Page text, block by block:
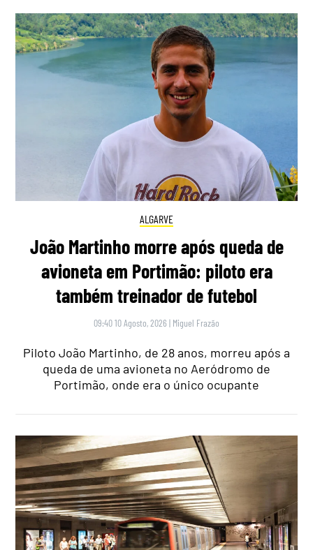
ALGARVE
João Martinho morre após queda de
avioneta em Portimão: piloto era
também treinador de futebol
09:40 10 Agosto, 2026 | Miguel Frazão
Piloto João Martinho, de 28 anos, morreu após a
queda de uma avioneta no Aeródromo de
Portimão, onde era o único ocupante